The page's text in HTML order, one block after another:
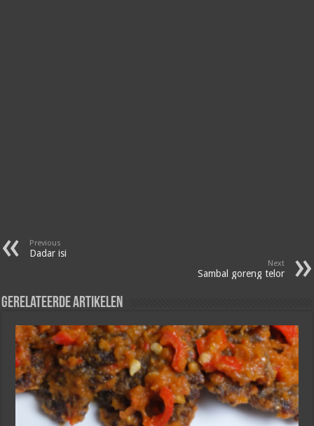
Previous
Dadar isi
Next
Sambal goreng telor
Gerelateerde artikelen